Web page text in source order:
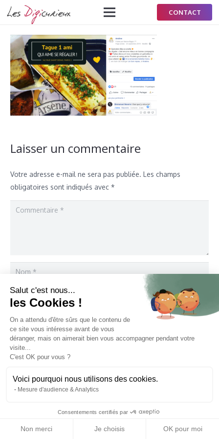
CONTACT
Laisser un commentaire
Votre adresse e-mail ne sera pas publiée. Les champs
obligatoires sont indiqués avec *
Enregistrer mon nom, mon e-mail et mon site dans le
navigateur pour mon prochain commentaire.
Laisser un commentaire
© 2019 tous droits réservés. Les Digicurieux –
Salut c'est nous...
les Cookies !
On a attendu d'être sûrs que le contenu de
ce site vous intéresse avant de vous
déranger, mais on aimerait bien vous accompagner pendant votre
visite...
C'est OK pour vous ?
Voici pourquoi nous utilisons des cookies.
Mesure d'audience & Analytics
Consentements certifiés par
Non merci Je choisis OK pour moi